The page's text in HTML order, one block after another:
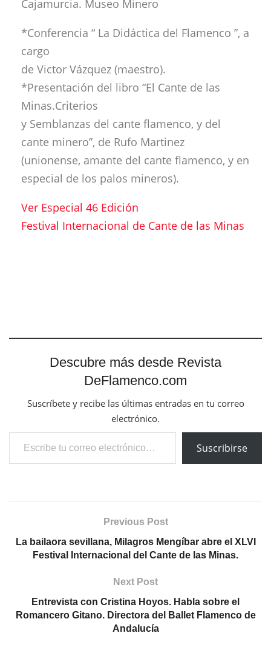
Cajamurcia. Museo Minero
*Conferencia “ La Didáctica del Flamenco ”, a
cargo
de Victor Vázquez (maestro).
*Presentación del libro “El Cante de las
Minas.Criterios
y Semblanzas del cante flamenco, y del
cante minero”, de Rufo Martinez
(unionense, amante del cante flamenco, y en
especial de los palos mineros).
Ver Especial 46 Edición
Festival Internacional de Cante de las Minas
Descubre más desde Revista
DeFlamenco.com
Suscríbete y recibe las últimas entradas en tu correo
electrónico.
Escribe tu correo electrónico…
Suscribirse
Previous Post
La bailaora sevillana, Milagros Mengíbar abre el XLVI
Festival Internacional del Cante de las Minas.
Next Post
Entrevista con Cristina Hoyos. Habla sobre el
Romancero Gitano. Directora del Ballet Flamenco de
Andalucía